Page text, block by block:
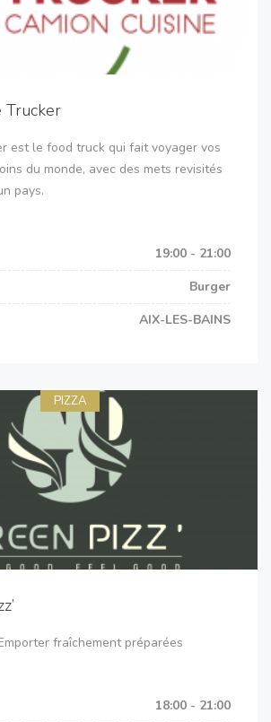
Trucker
est le food truck qui fait voyager vos
du monde, avec des mets revisités
pays.
19:00 - 21:00
Burger
AIX-LES-BAINS
PIZZA
fraîchement préparées
18:00 - 21:00